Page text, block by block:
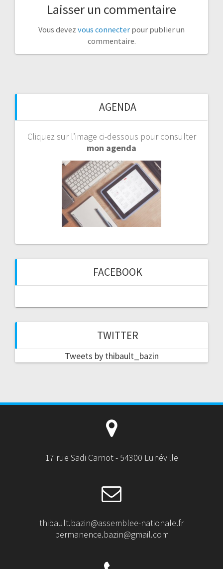
Laisser un commentaire
Vous devez vous connecter pour publier un
commentaire.
AGENDA
Cliquez sur l’image ci-dessous pour consulter
mon agenda
FACEBOOK
TWITTER
Tweets by thibault_bazin
17 rue Sadi Carnot - 54300 Lunéville
thibault.bazin@assemblee-nationale.fr
permanence.bazin@gmail.com